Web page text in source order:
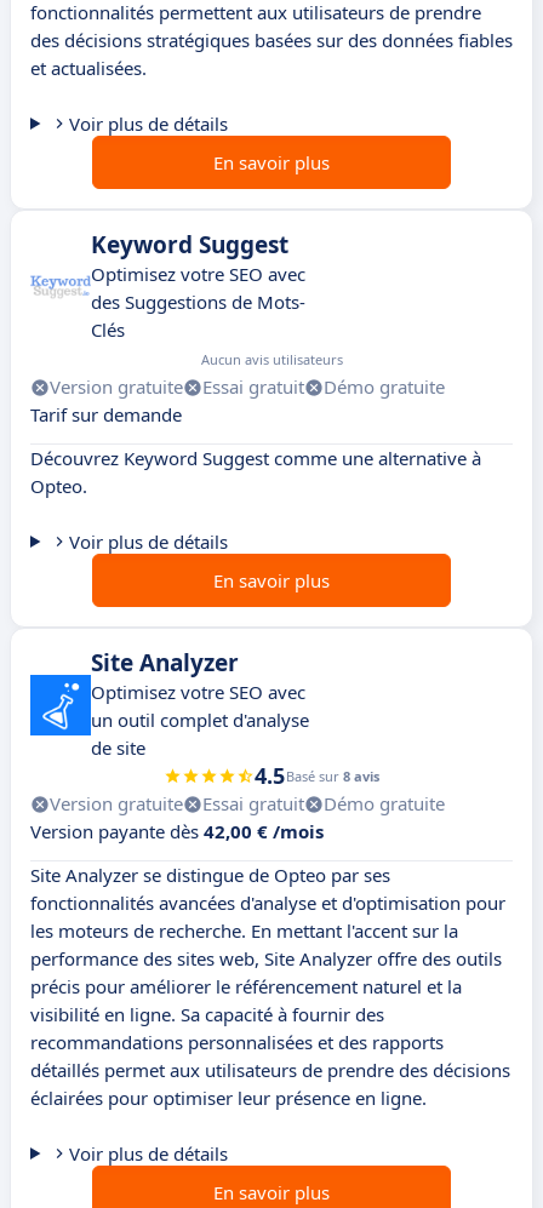
fonctionnalités permettent aux utilisateurs de prendre
des décisions stratégiques basées sur des données fiables
et actualisées.
Voir plus de détails
En savoir plus
Keyword Suggest
Optimisez votre SEO avec
des Suggestions de Mots-
Clés
Aucun avis utilisateurs
Version gratuite Essai gratuit
Démo gratuite
Tarif sur demande
Découvrez Keyword Suggest comme une alternative à
Opteo.
Voir plus de détails
En savoir plus
Site Analyzer
Optimisez votre SEO avec
un outil complet d'analyse
de site
4.5Basé sur 8 avis
Version gratuite Essai gratuit
Démo gratuite
Version payante dès 42,00 € /mois
Site Analyzer se distingue de Opteo par ses
fonctionnalités avancées d'analyse et d'optimisation pour
les moteurs de recherche. En mettant l'accent sur la
performance des sites web, Site Analyzer offre des outils
précis pour améliorer le référencement naturel et la
visibilité en ligne. Sa capacité à fournir des
recommandations personnalisées et des rapports
détaillés permet aux utilisateurs de prendre des décisions
éclairées pour optimiser leur présence en ligne.
Voir plus de détails
En savoir plus